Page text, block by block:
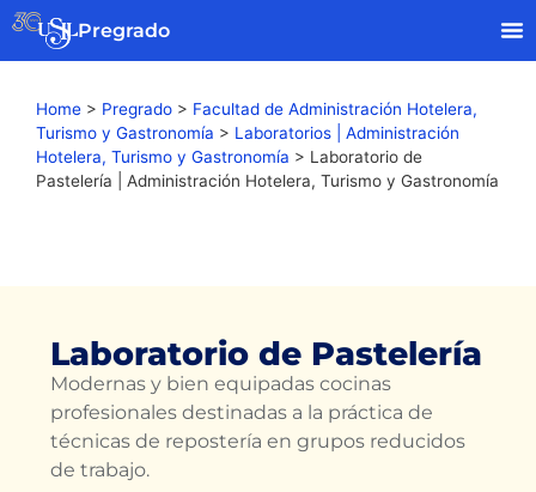
Pregrado
Home > Pregrado > Facultad de Administración Hotelera,
Turismo y Gastronomía > Laboratorios | Administración
Hotelera, Turismo y Gastronomía > Laboratorio de
Pastelería | Administración Hotelera, Turismo y Gastronomía
Laboratorio de Pastelería
Modernas y bien equipadas cocinas
profesionales destinadas a la práctica de
técnicas de repostería en grupos reducidos
de trabajo.